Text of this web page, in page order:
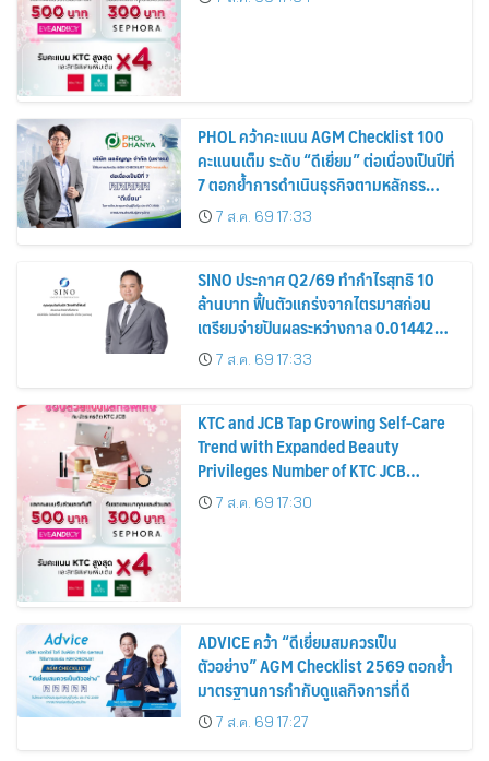
PHOL คว้าคะแนน AGM Checklist 100
คะแนนเต็ม ระดับ “ดีเยี่ยม” ต่อเนื่องเป็นปีที่
7 ตอกย้ำการดำเนินธุรกิจตามหลักธร
รมาภิบาล โปร่งใส สร้างความเชื่อมั่นผู้ถือ
หุ้น
7 ส.ค. 69 17:33
SINO ประกาศ Q2/69 ทำกำไรสุทธิ 10
ล้านบาท ฟื้นตัวแกร่งจากไตรมาสก่อน
เตรียมจ่ายปันผลระหว่างกาล 0.014423
บาทต่อหุ้น ครึ่งปีหลังมุ่งเติบโตต่อเนื่อง
7 ส.ค. 69 17:33
KTC and JCB Tap Growing Self-Care
Trend with Expanded Beauty
Privileges Number of KTC JCB
Cardmembers Spending on
Cosmetics Rises 26%
7 ส.ค. 69 17:30
ADVICE คว้า “ดีเยี่ยมสมควรเป็น
ตัวอย่าง” AGM Checklist 2569 ตอกย้ำ
มาตรฐานการกำกับดูแลกิจการที่ดี
7 ส.ค. 69 17:27